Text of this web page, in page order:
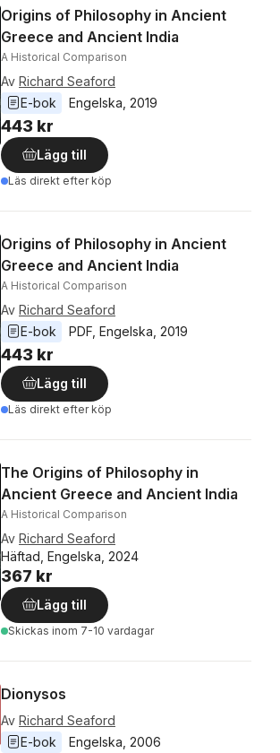
Origins of Philosophy in Ancient
Greece and Ancient India
A Historical Comparison
Av Richard Seaford
E-bok
Engelska 2019
443 kr
Lägg till
Läs direkt efter köp
Origins of Philosophy in Ancient
Greece and Ancient India
A Historical Comparison
Av Richard Seaford
E-bok
PDF Engelska 2019
443 kr
Lägg till
Läs direkt efter köp
The Origins of Philosophy in
Ancient Greece and Ancient India
A Historical Comparison
Av Richard Seaford
Häftad, Engelska, 2024
367 kr
Lägg till
Skickas inom 7-10 vardagar
Dionysos
Av Richard Seaford
E-bok
Engelska 2006